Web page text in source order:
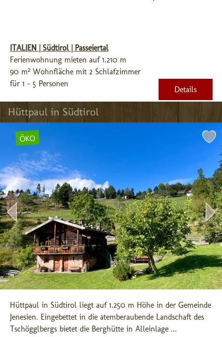
ITALIEN | Südtirol | Passeiertal
Ferienwohnung mieten auf 1.210 m
90 m² Wohnfläche mit 2 Schlafzimmer
für 1 - 5 Personen
Details
Hüttpaul in Südtirol
ÖKO
Hüttpaul in Südtirol liegt auf 1.250 m Höhe in der Gemeinde
Jenesien. Eingebettet in die atemberaubende Landschaft des
Tschögglbergs bietet die Berghütte in Alleinlage ...